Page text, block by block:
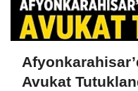
Avukat